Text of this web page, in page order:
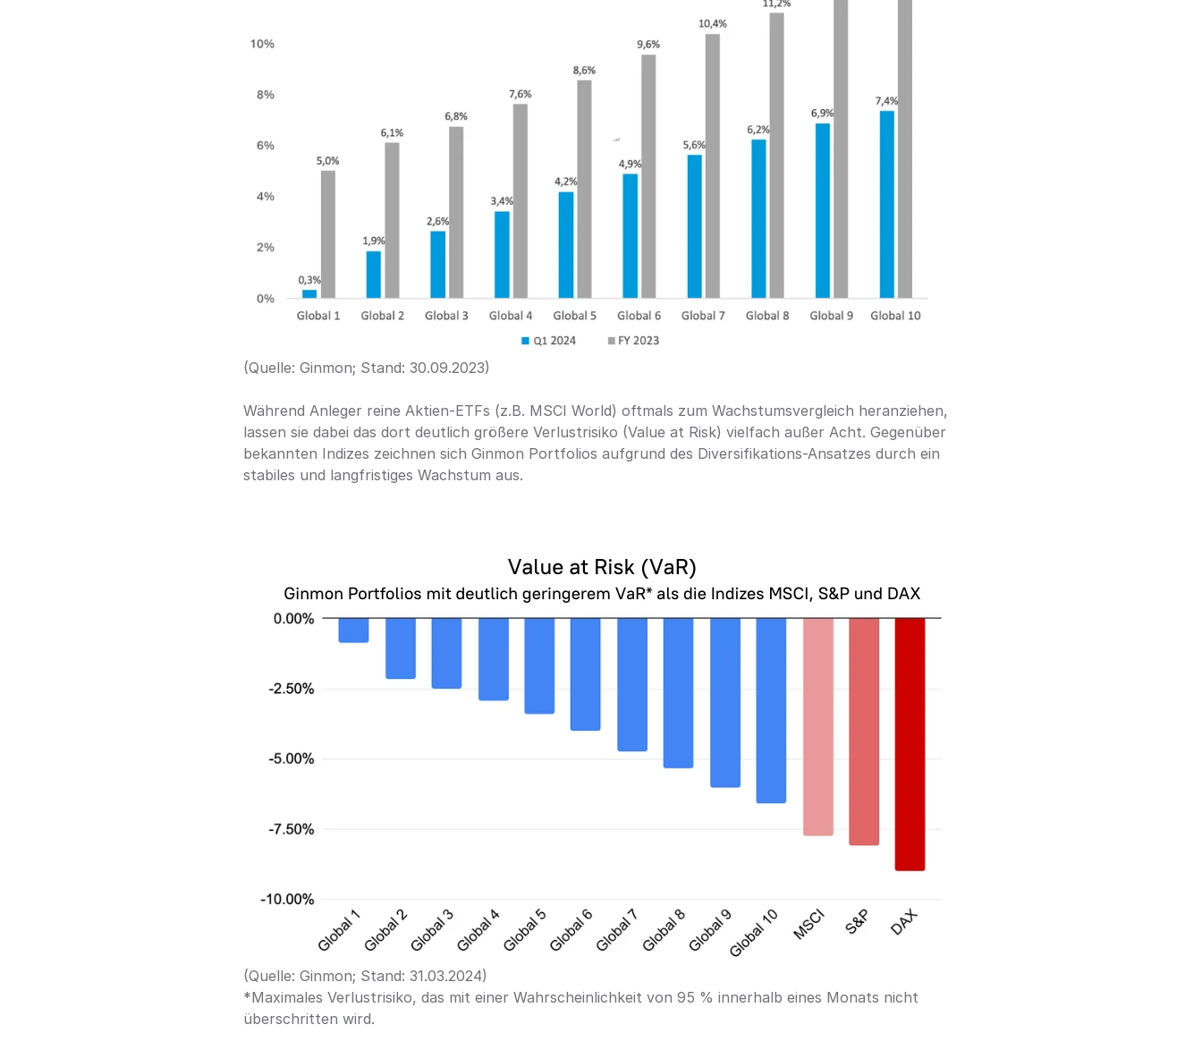
(Quelle: Ginmon; Stand: 30.09.2023)
Während Anleger reine Aktien-ETFs (z.B. MSCI World) oftmals zum Wachstumsvergleich heranziehen,
lassen sie dabei das dort deutlich größere Verlustrisiko (Value at Risk) vielfach außer Acht. Gegenüber
bekannten Indizes zeichnen sich Ginmon Portfolios aufgrund des Diversifikations-Ansatzes durch ein
stabiles und langfristiges Wachstum aus.
(Quelle: Ginmon; Stand: 31.03.2024)
*Maximales Verlustrisiko, das mit einer Wahrscheinlichkeit von 95 % innerhalb eines Monats nicht
überschritten wird.